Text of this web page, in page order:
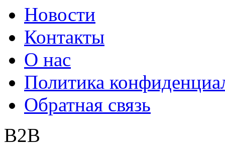
Новости
Контакты
О нас
Политика
Обратная связь
B2B